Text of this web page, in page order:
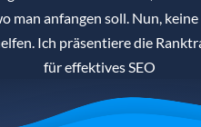
man anfangen soll. Nun,
Ich präsentiere die
für effektives SEO